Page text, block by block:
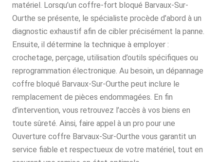
matériel. Lorsqu’un coffre-fort bloqué Barvaux-Sur-
Ourthe se présente, le spécialiste procède d’abord à un
diagnostic exhaustif afin de cibler précisément la panne.
Ensuite, il détermine la technique à employer :
crochetage, perçage, utilisation d’outils spécifiques ou
reprogrammation électronique. Au besoin, un dépannage
coffre bloqué Barvaux-Sur-Ourthe peut inclure le
remplacement de pièces endommagées. En fin
d’intervention, vous retrouvez l’accès à vos biens en
toute sûreté. Ainsi, faire appel à un pro pour une
Ouverture coffre Barvaux-Sur-Ourthe vous garantit un
service fiable et respectueux de votre matériel, tout en